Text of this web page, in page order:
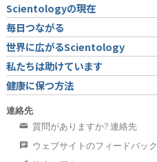
Scientologyの現在
毎日つながる
世界に広がるScientology
私たちは助けています
健康に保つ方法
連絡先
質問がありますか? 連絡先
ウェブサイトのフィードバック